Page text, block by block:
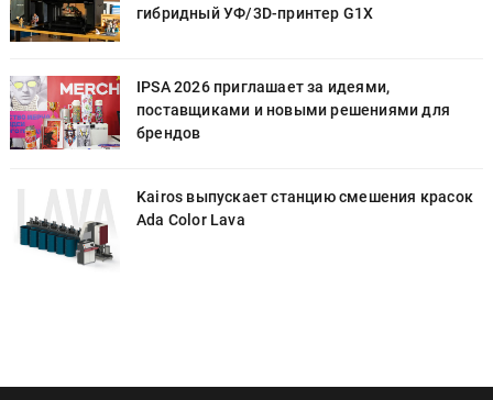
гибридный УФ/3D-принтер G1X
IPSA 2026 приглашает за идеями,
поставщиками и новыми решениями для
брендов
Kairos выпускает станцию смешения красок
Ada Color Lava